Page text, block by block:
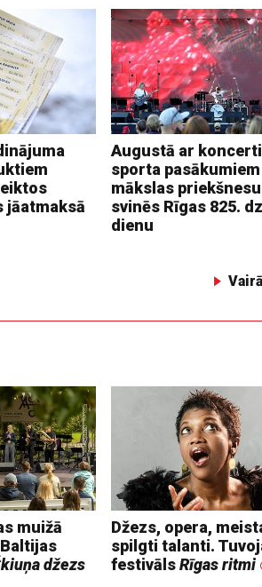
jāatmaksā
Augustā ar
sporta
mākslas
svinēs Rīgas 825.
dienu
muižā
džezs
Džezs, opera,
spilgti talanti.
festivālsRīgas ritmi